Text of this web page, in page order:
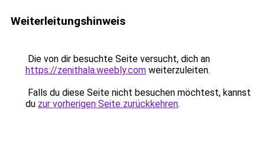
Weiterleitungshinweis
Die von dir besuchte Seite versucht, dich an
https://zenithala.weebly.com weiterzuleiten.
Falls du diese Seite nicht besuchen möchtest, kannst
du zur vorherigen Seite zurückkehren.